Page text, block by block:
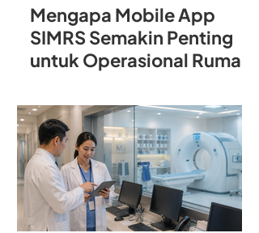
Mengapa Mobile App
SIMRS Semakin Penting
untuk Operasional Rumah